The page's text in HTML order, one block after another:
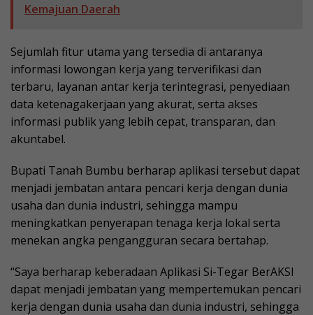
Kemajuan Daerah
Sejumlah fitur utama yang tersedia di antaranya
informasi lowongan kerja yang terverifikasi dan
terbaru, layanan antar kerja terintegrasi, penyediaan
data ketenagakerjaan yang akurat, serta akses
informasi publik yang lebih cepat, transparan, dan
akuntabel.
Bupati Tanah Bumbu berharap aplikasi tersebut dapat
menjadi jembatan antara pencari kerja dengan dunia
usaha dan dunia industri, sehingga mampu
meningkatkan penyerapan tenaga kerja lokal serta
menekan angka pengangguran secara bertahap.
“Saya berharap keberadaan Aplikasi Si-Tegar BerAKSI
dapat menjadi jembatan yang mempertemukan pencari
kerja dengan dunia usaha dan dunia industri, sehingga